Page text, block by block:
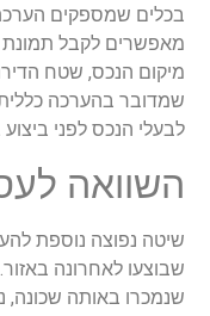
בכלים שמספקים
מאפשרים לקבל תמונת
מיקום הנכס, שטח
שמדובר בהערכה כללית
לבעלי הנכס לפני
השוואה
שיטה נפוצה נוספת
שבוצעו לאחרונה
שנמכרו באותה שכונה,